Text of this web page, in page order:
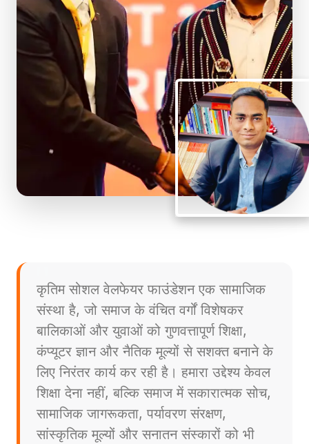
कृतिम सोशल वेलफेयर फाउंडेशन एक सामाजिक
संस्था है, जो समाज के वंचित वर्गों विशेषकर
बालिकाओं और युवाओं को गुणवत्तापूर्ण शिक्षा,
कंप्यूटर ज्ञान और नैतिक मूल्यों से सशक्त बनाने के
लिए निरंतर कार्य कर रही है। हमारा उद्देश्य केवल
शिक्षा देना नहीं, बल्कि समाज में सकारात्मक सोच,
सामाजिक जागरूकता, पर्यावरण संरक्षण,
सांस्कृतिक मूल्यों और सनातन संस्कारों को भी